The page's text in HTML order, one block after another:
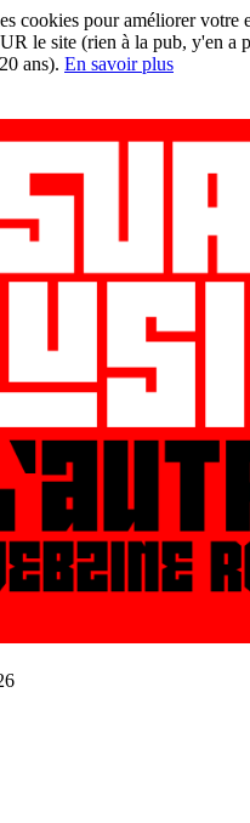
cookies pour améliorer votre
le site (rien à la pub, y'en a
ans). En savoir plus